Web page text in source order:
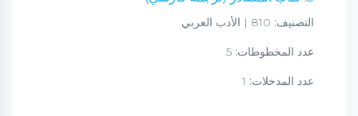
التصنيف:
عدد المخطوطات:
عدد المدخلات: